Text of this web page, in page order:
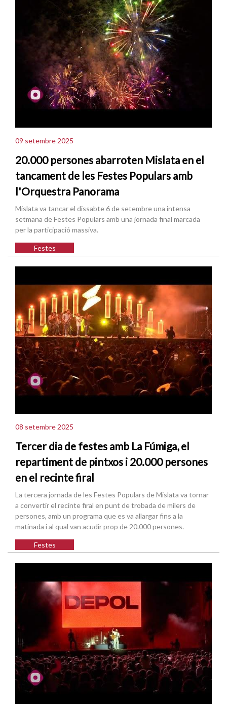
09 setembre 2025
20.000 persones abarroten Mislata en el
tancament de les Festes Populars amb
l'Orquestra Panorama
Mislata va tancar el dissabte 6 de setembre una intensa
setmana de Festes Populars amb una jornada final marcada
per la participació massiva.
Festes
08 setembre 2025
Tercer dia de festes amb La Fúmiga, el
repartiment de pintxos i 20.000 persones
en el recinte firal
La tercera jornada de les Festes Populars de Mislata va tornar
a convertir el recinte firal en punt de trobada de milers de
persones, amb un programa que es va allargar fins a la
matinada i al qual van acudir prop de 20.000 persones.
Festes